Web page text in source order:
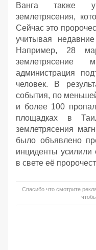
Ванга также
землетрясения,
Сейчас это
учитывая
Например, 28
землетрясение
администрация
человек. В
события, по
и более 100
площадках в
землетрясения
было объявлено
инциденты усилили
в свете её
Спасибо что смотрите